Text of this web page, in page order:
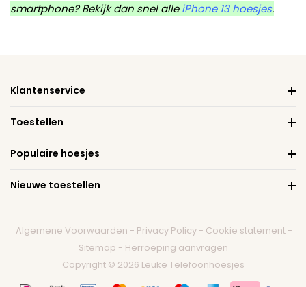
smartphone? Bekijk dan snel alleiPhone 13 hoesjes.
Klantenservice
Toestellen
Populaire hoesjes
Nieuwe toestellen
Algemene Voorwaarden - Privacy Policy - Cookie statement -
Sitemap - Herroeping aanvragen
Copyright © 2026 Leuke Telefoonhoesjes